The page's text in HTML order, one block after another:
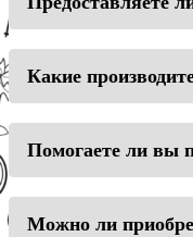
Какие
Помогаете ли вы
Можно ли